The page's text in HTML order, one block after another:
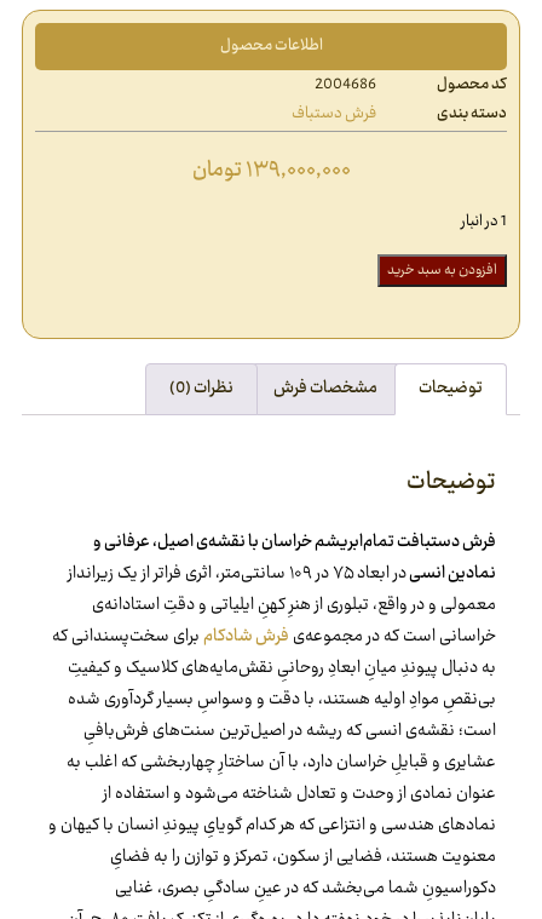
اطلاعات محصول
کد محصول
2004686
دسته بندی
فرش دستباف
۱۳۹,۰۰۰,۰۰۰تومان
1 در انبار
افزودن به سبد خرید
توضیحات مشخصات فرش نظرات (0)
توضیحات
فرش دستبافت تمام‌ابریشم خراسان با نقشه‌ی اصیل، عرفانی و
نمادین انسی
در ابعاد ۷۵ در ۱۰۹ سانتی‌متر، اثری فراتر از یک زیرانداز
معمولی و در واقع، تبلوری از هنرِ کهنِ ایلیاتی و دقتِ استادانه‌ی
خراسانی است که در مجموعه‌یفرش شادکامبرای سخت‌پسندانی که
به دنبال پیوندِ میانِ ابعادِ روحانیِ نقش‌مایه‌های کلاسیک و کیفیتِ
بی‌نقصِ موادِ اولیه هستند، با دقت و وسواسِ بسیار گردآوری شده
است؛ نقشه‌ی انسی که ریشه در اصیل‌ترین سنت‌های فرش‌بافیِ
عشایری و قبایلِ خراسان دارد، با آن ساختارِ چهاربخشی که اغلب به
عنوان نمادی از وحدت و تعادل شناخته می‌شود و استفاده از
نمادهای هندسی و انتزاعی که هر کدام گویایِ پیوندِ انسان با کیهان و
معنویت هستند، فضایی از سکون، تمرکز و توازن را به فضایِ
دکوراسیونِ شما می‌بخشد که در عینِ سادگیِ بصری، غنایی